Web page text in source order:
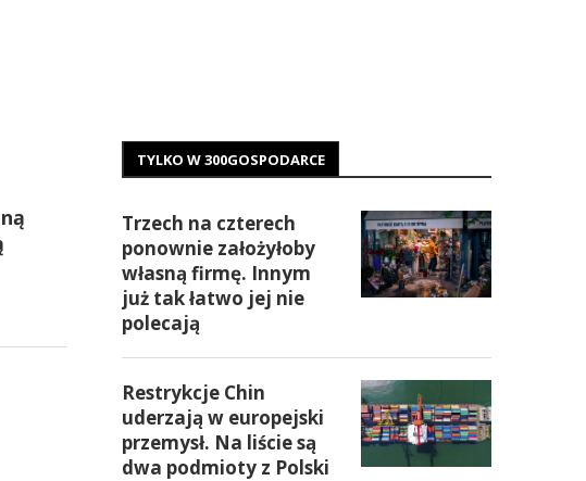
TYLKO W 300GOSPODARCE
Trzech na czterech
ponownie założyłoby
własną firmę. Innym
już tak łatwo jej nie
polecają
Restrykcje Chin
uderzają w europejski
przemysł. Na liście są
dwa podmioty z Polski